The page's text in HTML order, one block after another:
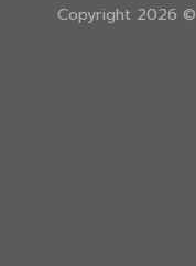
Copyright 2026 ©